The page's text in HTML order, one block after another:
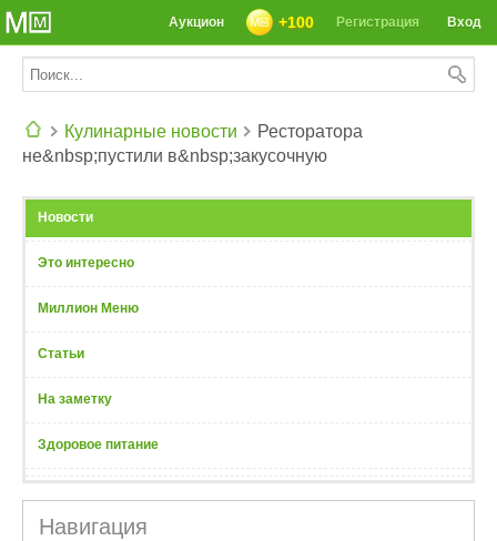
Вход
Регистрация
+100
Аукцион
Кулинарные новости
Ресторатора
не&nbsp;пустили в&nbsp;закусочную
Новости
Это интересно
Миллион Меню
Статьи
На заметку
Здоровое питание
Навигация